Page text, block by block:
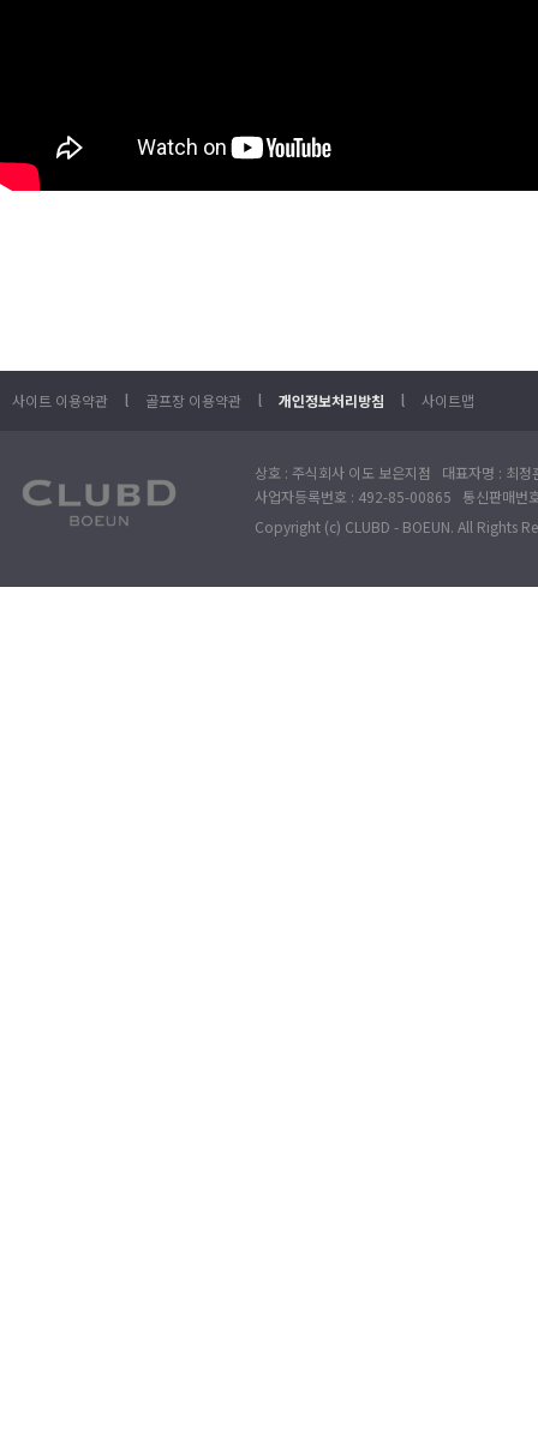
사이트 이용약관 l 골프장 이용약관 l 개인정보처리방침 l 사이트맵
상호 : 주식회사 이도 보은지점 대표자명 : 최
사업자등록번호 : 492-85-00865 통신판매
Copyright (c) CLUBD - BOEUN. All Rights